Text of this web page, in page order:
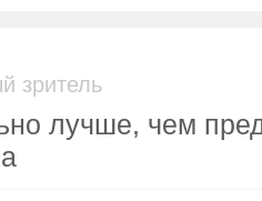
зритель
лучше, чем